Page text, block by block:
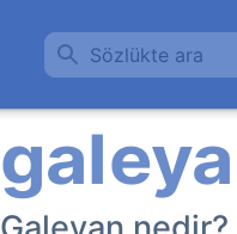
Sözlükte ara